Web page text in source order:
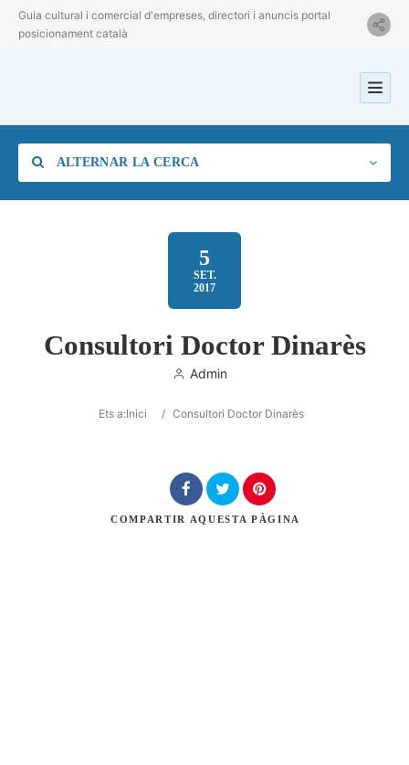
Guia cultural i comercial d'empreses, directori i anuncis portal
posicionament català
ALTERNAR LA CERCA
Ubicació
Cerca
5
SET.
2017
Consultori Doctor Dinarès
Admin
Ets a:Inici / Consultori Doctor Dinarès
COMPARTIR AQUESTA PÀGINA